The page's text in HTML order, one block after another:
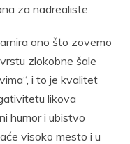
za nadrealiste.
ono što zovemo
zlokobne šale
i to je kvalitet
likova
humor i ubistvo
visoko mesto i u